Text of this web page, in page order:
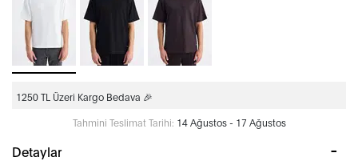
1250 TL Üzeri Kargo Bedava 🎉
Tahmini Teslimat Tarihi: 14 Ağustos - 17 Ağustos
Detaylar